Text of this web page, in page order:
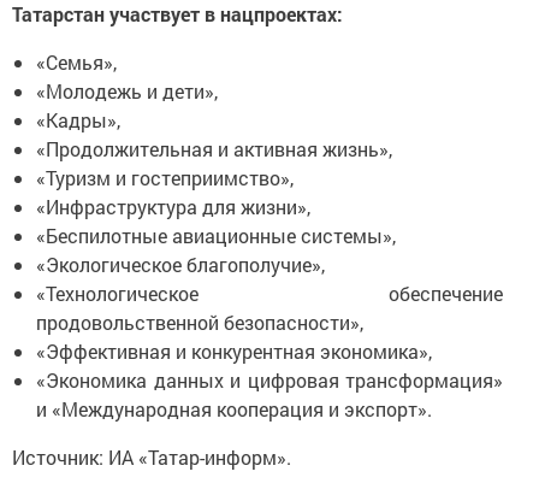
Татарстан участвует в нацпроектах:
«Семья»,
«Молодежь и дети»,
«Кадры»,
«Продолжительная и активная жизнь»,
«Туризм и гостеприимство»,
«Инфраструктура для жизни»,
«Беспилотные авиационные системы»,
«Экологическое благополучие»,
«Технологическое обеспечение
продовольственной безопасности»,
«Эффективная и конкурентная экономика»,
«Экономика данных и цифровая трансформация»
и «Международная кооперация и экспорт».
Источник: ИА «Татар-информ».